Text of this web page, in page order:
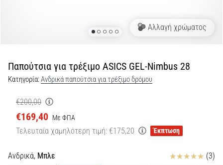
τρέξιμο
Ο
στο
γόνατο
δρομέα
Αλλαγή χρώματος
Παπούτσια για τρέξιμο ASICS GEL-Nimbus 28
Κατηγορία:Ανδρικά παπούτσια για τρέξιμο δρόμου
€200,00
€169,40 Με ΦΠΑ
Τελευταία χαμηλότερη τιμή: €175,20 Έκπτωση
Ανδρικά, Μπλε Κριτικές (3)